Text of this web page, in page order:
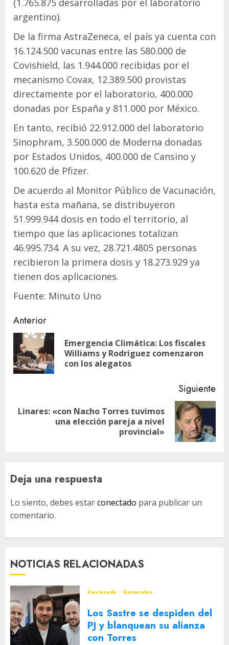
(1.765.875 desarrolladas por el laboratorio
argentino).
De la firma AstraZeneca, el país ya cuenta con
16.124.500 vacunas entre las 580.000 de
Covishield, las 1.944.000 recibidas por el
mecanismo Covax, 12.389.500 provistas
directamente por el laboratorio, 400.000
donadas por España y 811.000 por México.
En tanto, recibió 22.912.000 del laboratorio
Sinophram, 3.500.000 de Moderna donadas
por Estados Unidos, 400.000 de Cansino y
100.620 de Pfizer.
De acuerdo al Monitor Público de Vacunación,
hasta esta mañana, se distribuyeron
51.999.944 dosis en todo el territorio, al
tiempo que las aplicaciones totalizan
46.995.734. A su vez, 28.721.4805 personas
recibieron la primera dosis y 18.273.929 ya
tienen dos aplicaciones.
Fuente: Minuto Uno
Navegación
de
entradas
Anterior
Emergencia Climática: Los fiscales
Williams y Rodríguez comenzaron
con los alegatos
Siguiente
Siguiente
Linares: «con Nacho Torres tuvimos
una elección pareja a nivel
provincial»
Deja una respuesta
Lo siento, debes estarconectado para publicar un
comentario.
NOTICIAS RELACIONADAS
Destacada Generales
Los Sastre se despiden del
PJ y blanquean su alianza
con Torres